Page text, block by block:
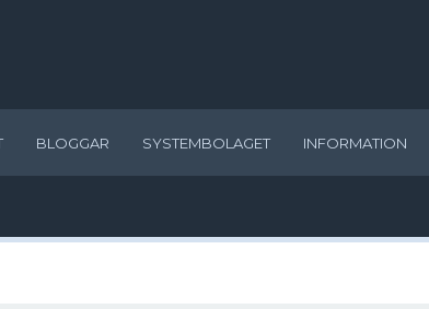
BLOGGAR SYSTEMBOLAGET INFORMATION